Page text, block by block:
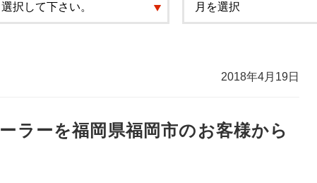
2018年4月19日
ラーを福岡県福岡市のお客様から